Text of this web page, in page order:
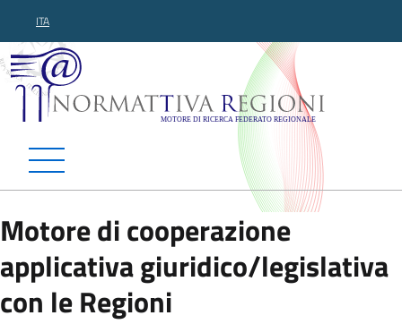
ITA
Normattiva Regioni -
Motore di cooperazione
applicativa giuridico/legislativa
con le Regioni